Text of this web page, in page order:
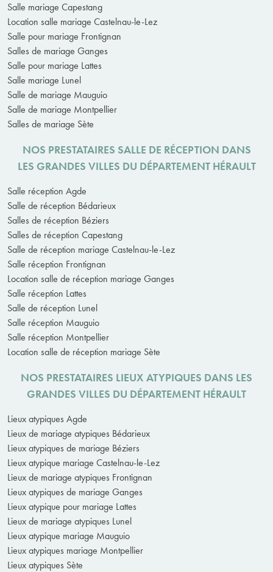
Salle mariage Capestang
Location salle mariage Castelnau-le-Lez
Salle pour mariage Frontignan
Salles de mariage Ganges
Salle pour mariage Lattes
Salle mariage Lunel
Salle de mariage Mauguio
Salle de mariage Montpellier
Salles de mariage Sète
NOS PRESTATAIRES SALLE DE RÉCEPTION DANS
LES GRANDES VILLES DU DÉPARTEMENT HÉRAULT
Salle réception Agde
Salle de réception Bédarieux
Salles de réception Béziers
Salles de réception Capestang
Salle de réception mariage Castelnau-le-Lez
Salle réception Frontignan
Location salle de réception mariage Ganges
Salle réception Lattes
Salle de réception Lunel
Salle réception Mauguio
Salle réception Montpellier
Location salle de réception mariage Sète
NOS PRESTATAIRES LIEUX ATYPIQUES DANS LES
GRANDES VILLES DU DÉPARTEMENT HÉRAULT
Lieux atypiques Agde
Lieux de mariage atypiques Bédarieux
Lieux atypiques de mariage Béziers
Lieux atypique mariage Castelnau-le-Lez
Lieux de mariage atypiques Frontignan
Lieux atypiques de mariage Ganges
Lieux atypique pour mariage Lattes
Lieux de mariage atypiques Lunel
Lieux atypique mariage Mauguio
Lieux atypiques mariage Montpellier
Lieux atypiques Sète